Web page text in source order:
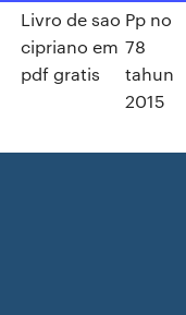
Livro de sao
cipriano em
pdf gratis
Pp no
78
tahun
2015